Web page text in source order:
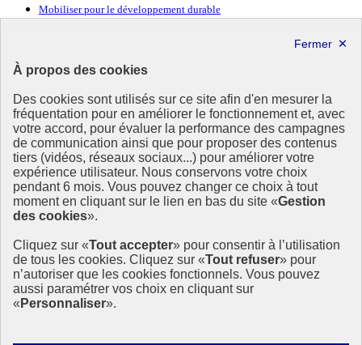
À propos des cookies
Des cookies sont utilisés sur ce site afin d'en mesurer la
fréquentation pour en améliorer le fonctionnement et, avec
votre accord, pour évaluer la performance des campagnes
de communication ainsi que pour proposer des contenus
tiers (vidéos, réseaux sociaux...) pour améliorer votre
expérience utilisateur. Nous conservons votre choix
pendant 6 mois. Vous pouvez changer ce choix à tout
moment en cliquant sur le lien en bas du site «Gestion
des cookies».
Cliquez sur «Tout accepter» pour consentir à l’utilisation
de tous les cookies. Cliquez sur «Tout refuser» pour
n’autoriser que les cookies fonctionnels. Vous pouvez
aussi paramétrer vos choix en cliquant sur
« Personnaliser».
Mobiliser pour le développement durable
Ressources
Ressources
La Méth’ODD
Gouvernement
Ce site propose l’information de référence concernant l’Agenda
2030 et la feuille de route de la France. Il valorise la mobilisation de
tous les acteurs.
info.gouv.fr- ouvre une nouvelle fenêtre
service-public.fr - ouvre une nouvelle fenêtre
legifrance.gouv.fr- ouvre une nouvelle fenêtre
data.gouv.fr- ouvre une nouvelle fenêtre
Plan du site
Mentions légales